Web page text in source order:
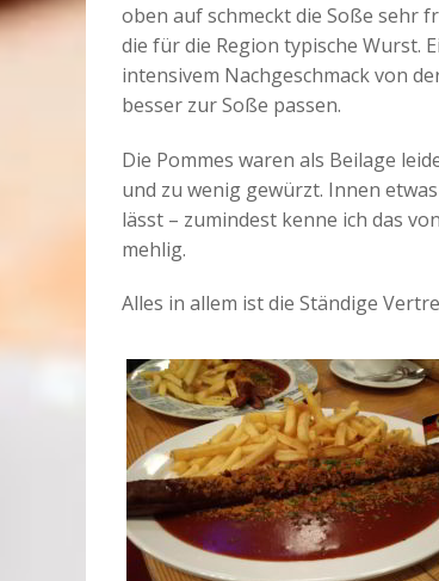
oben auf schmeckt die Soße sehr
die für die Region typische Wurst.
intensivem Nachgeschmack von
besser zur Soße passen.
Die Pommes waren als Beilage
und zu wenig gewürzt. Innen
lässt – zumindest kenne ich das
mehlig.
Alles in allem ist die Ständige